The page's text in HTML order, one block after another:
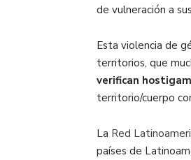
de vulneración a
Esta violencia de
territorios, que
verifican
territorio/cuerpo
La Red
países de